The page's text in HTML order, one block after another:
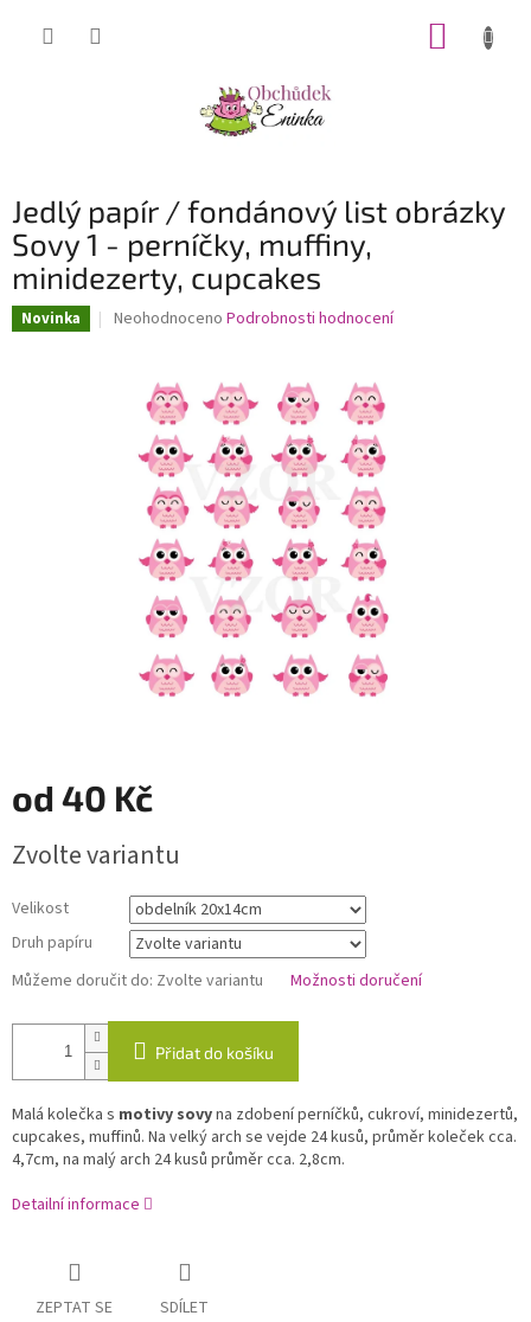
Jedlý papír / fondánový list obrázky
Sovy 1 - perníčky, muffiny,
minidezerty, cupcakes
Novinka
Průměrné
hvězdiček.
Neohodnoceno Podrobnosti hodnocení
od 40 Kč
cena:
Zvolte variantu
Velikost
Druh papíru
Můžeme doručit do: Zvolte variantu Možnosti doručení
Přidat do košíku
Malá kolečka s motivy sovyna zdobení perníčků, cukroví, minidezertů,
cupcakes, muffinů. Na velký arch se vejde 24 kusů, průměr koleček cca.
4,7cm, na malý arch 24 kusů průměr cca. 2,8cm.
Detailní informace
ZEPTAT SE SDÍLET